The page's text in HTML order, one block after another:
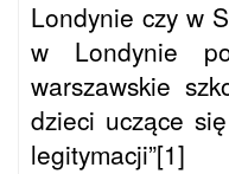
Londynie czy w
w Londynie
warszawskie
dzieci uczące
legitymacji”[1]